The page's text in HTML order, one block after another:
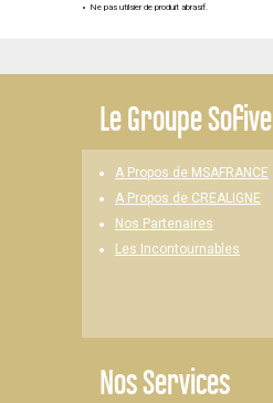
Ne pas utilsier de produit abrasif.
LeGroupe Sofive
A Propos de MSAFRANCE
A Propos de CREALIGNE
Nos Partenaires
Les Incontournables
Nos Services